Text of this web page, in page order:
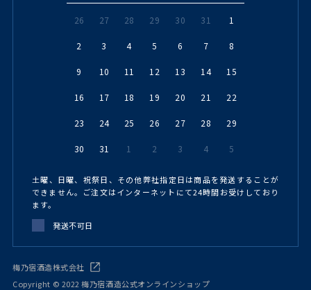
26 27 28 29 30 31 1
2 3 4 5 6 7 8
9 10 11 12 13 14 15
16 17 18 19 20 21 22
23 24 25 26 27 28 29
30 31 1 2 3 4 5
土曜、日曜、祝祭日、その他弊社指定日は商品を発送することが
できません。ご注文はインターネットにて24時間お受けしており
ます。
発送不可日
梅乃宿酒造株式会社
Copyright © 2022 梅乃宿酒造公式オンラインショップ